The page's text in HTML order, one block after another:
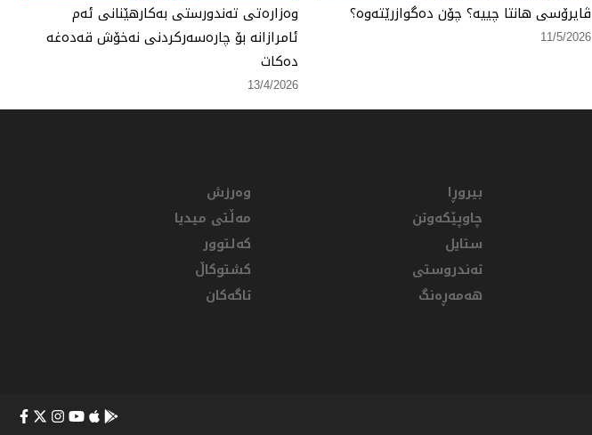
ڤایرۆسی هانتا چییە؟ چۆن دەگوازرێتەوە؟
11/5/2026
وەزارەتی تەندورستی بەكارهێنانی ئەم
ئامرازانە بۆ چارەسەركردنی نەخۆش قەدەغە
دەكات
13/4/2026
بیروڕا
چاوپێکەوتن
ستایل
تەندروستی
هەمەڕەنگ
وەرزش
مەڵتی میدیا
کەلتوور
کشتوکاڵ
تاگەکان